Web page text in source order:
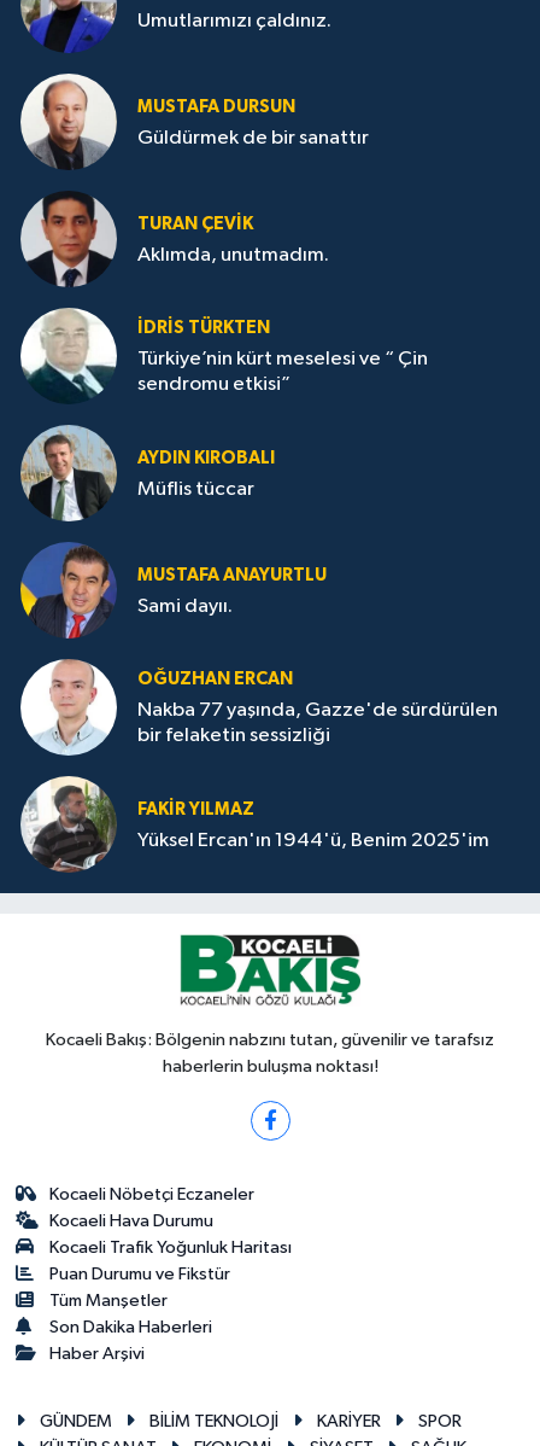
Umutlarımızı çaldınız.
MUSTAFA DURSUN
Güldürmek de bir sanattır
TURAN ÇEVİK
Aklımda, unutmadım.
İDRİS TÜRKTEN
Türkiye’nin kürt meselesi ve “ Çin
sendromu etkisi”
AYDIN KIROBALI
Müflis tüccar
MUSTAFA ANAYURTLU
Sami dayıı.
OĞUZHAN ERCAN
Nakba 77 yaşında, Gazze'de sürdürülen
bir felaketin sessizliği
FAKİR YILMAZ
Yüksel Ercan'ın 1944'ü, Benim 2025'im
Kocaeli Bakış: Bölgenin nabzını tutan, güvenilir ve tarafsız
haberlerin buluşma noktası!
Kocaeli Nöbetçi Eczaneler
Kocaeli Hava Durumu
Kocaeli Trafik Yoğunluk Haritası
Puan Durumu ve Fikstür
Tüm Manşetler
Son Dakika Haberleri
Haber Arşivi
GÜNDEM BİLİM TEKNOLOJİ KARİYER
SPOR